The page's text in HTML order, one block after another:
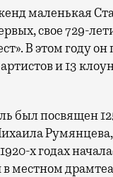
свое 729-
В этом году он
и 13
был посвящен
х годах